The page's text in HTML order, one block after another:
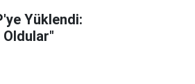
Yüklendi:
Oldular"